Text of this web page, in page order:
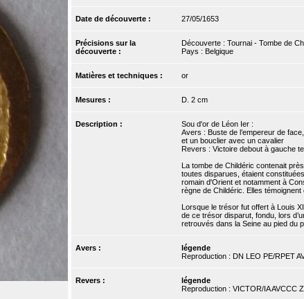
Date de découverte : 27/05/1653
Précisions sur la
découverte :
Découverte : Tournai - Tombe de
Pays : Belgique
Matières et techniques : or
Mesures : D. 2 cm
Description :
Sou d'or de Léon Ier :
Avers : Buste de l’empereur de
et un bouclier avec un cavalier
Revers : Victoire debout à gauche
La tombe de Childéric contenait
toutes disparues, étaient
romain d'Orient et notamment à
règne de Childéric. Elles
Lorsque le trésor fut offert à Louis
de ce trésor disparut, fondu, lors
retrouvés dans la Seine au pied du
Avers :
légende
Reproduction : DN LEO PE/RPET
Revers :
légende
Reproduction : VICTOR/IA AVCCC